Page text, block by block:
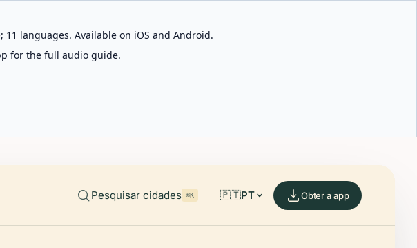
languages. Available on iOS and Android.
for the full audio guide.
Pesquisar cidades ⌘K 🇵🇹PT Obter a app